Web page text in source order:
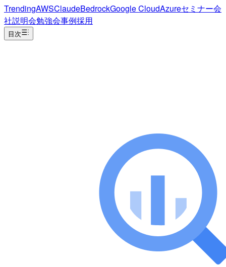
TrendingAWSClaudeBedrockGoogle CloudAzureセミナー会
社説明会勉強会事例採用
目次